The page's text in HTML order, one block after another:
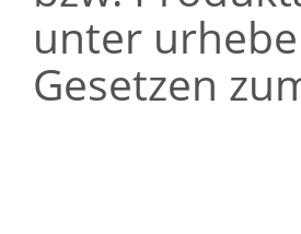
unter
Gesetzen